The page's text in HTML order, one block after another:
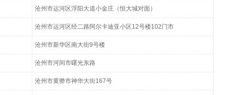
沧州市运河区浮阳大道小金庄（恒大城对面）
沧州市运河区经二路阿尔卡迪亚小区12号楼102门市
沧州市新华区南大街9号楼
沧州市河间市曙光东路
沧州市黄骅市神华大街167号